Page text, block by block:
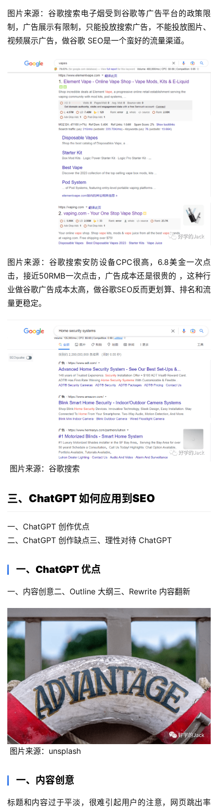
图片来源：谷歌搜索电子烟受到谷歌等广告平台的政策限
制，广告展示有限制，只能投放搜索广告，不能投放图片、
视频展示广告，做谷歌 SEO是一个蛮好的流量渠道。
图片来源：谷歌搜索安防设备CPC很高，6.8美金一次点
击，接近50RMB一次点击，广告成本还是很贵的 ，这种行
业做谷歌广告成本太高，做谷歌SEO反而更划算、排名和流
量更稳定。
图片来源：谷歌搜索
三、ChatGPT 如何应用到SEO
一、ChatGPT 创作优点
二、ChatGPT 创作缺点三、理性对待 ChatGPT
一、ChatGPT 优点
一、内容创意二、Outline 大纲三、Rewrite 内容翻新
图片来源：unsplash
一、内容创意
标题和内容过于平淡，很难引起用户的注意，网页跳出率